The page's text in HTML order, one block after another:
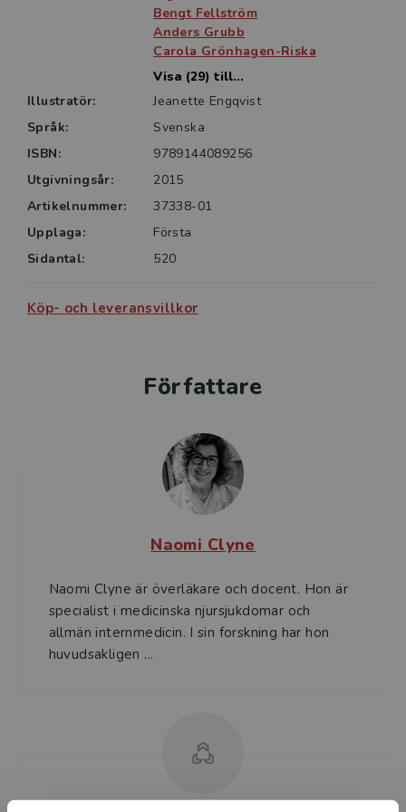
Bengt Fellström
Anders Grubb
Carola Grönhagen-Riska
Visa (29) till...
Illustratör:
Jeanette Engqvist
Språk:
Svenska
ISBN:
9789144089256
Utgivningsår:
2015
Artikelnummer:
37338-01
Upplaga:
Första
Sidantal:
520
Köp- och leveransvillkor
Författare
Naomi Clyne
Naomi Clyne är överläkare och docent. Hon är
specialist i medicinska njursjukdomar och
allmän internmedicin. I sin forskning har hon
huvudsakligen ...